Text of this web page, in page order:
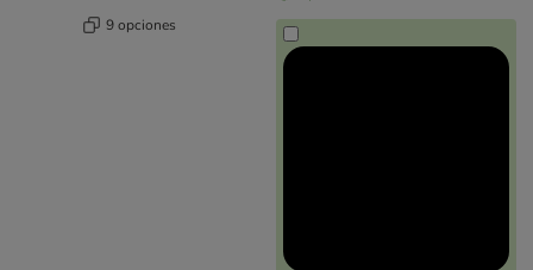
9 opciones